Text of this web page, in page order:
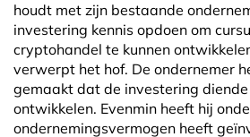
houdt met zijn bestaande
investering kennis opdoen om
cryptohandel te kunnen
verwerpt het hof. De ondernemer
gemaakt dat de investering diende
ontwikkelen. Evenmin heeft hij
ondernemingsvermogen heeft